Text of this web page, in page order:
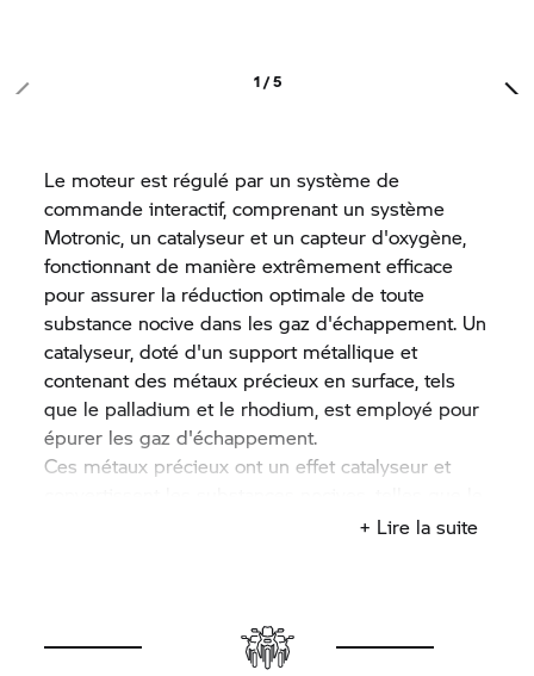
1 / 5
Le moteur est régulé par un système de
commande interactif, comprenant un système
Motronic, un catalyseur et un capteur d'oxygène,
fonctionnant de manière extrêmement efficace
pour assurer la réduction optimale de toute
substance nocive dans les gaz d'échappement. Un
catalyseur, doté d'un support métallique et
contenant des métaux précieux en surface, tels
que le palladium et le rhodium, est employé pour
épurer les gaz d'échappement.
Ces métaux précieux ont un effet catalyseur et
monoxyde de carbone, les hydrocarbures et
catalyseur. À cette fin, un rapport de 14,7 parts
d'air pour une part de combustible est idéal.
+ Lire la suite